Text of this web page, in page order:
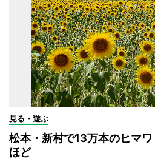
見る・遊ぶ
松本・新村で13万本のヒマ
ほど